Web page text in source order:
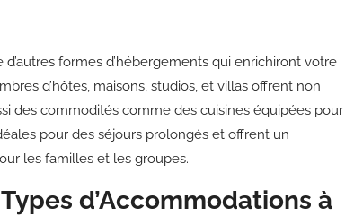
formes d’hébergements qui enrichiront votre
d’hôtes, maisons, studios, et villas offrent non
des commodités comme des cuisines équipées pour
pour des séjours prolongés et offrent un
les familles et les groupes.
d’Accommodations à